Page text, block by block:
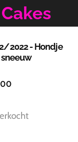
2022 - Hondje